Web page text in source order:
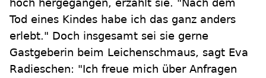
hoch hergegangen, erzählt sie. "Nach dem
Tod eines Kindes habe ich das ganz anders
erlebt." Doch insgesamt sei sie gerne
Gastgeberin beim Leichenschmaus, sagt Eva
Radieschen: "Ich freue mich über Anfragen